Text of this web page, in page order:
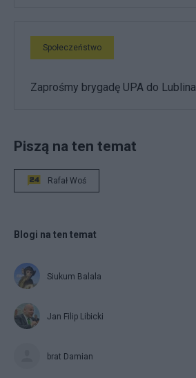
Społeczeństwo
Zaprośmy brygadę UPA do Lublina..
Piszą na ten temat
Rafał Woś
Blogi na ten temat
Siukum Balala
Jan Filip Libicki
brat Damian